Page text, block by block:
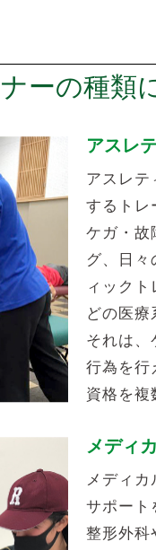
ーの種類
アスレ
アスレテ
するトレ
ケガ・故
グ、日
ィック
どの医療
それは、
行為を行
資格を複
メディ
メディカ
サポート
整形外科